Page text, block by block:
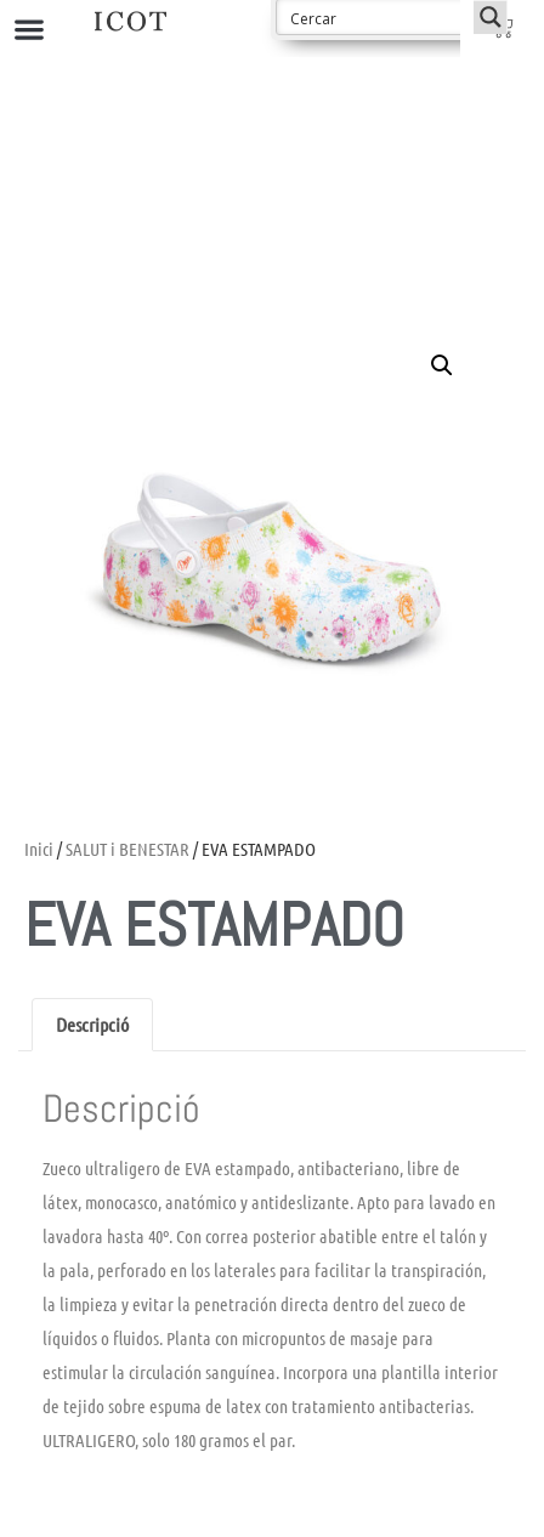
Inici /SALUT i BENESTAR / EVA ESTAMPADO
EVA ESTAMPADO
Descripció
Descripció
Zueco ultraligero de EVA estampado, antibacteriano, libre de
látex, monocasco, anatómico y antideslizante. Apto para lavado en
lavadora hasta 40º. Con correa posterior abatible entre el talón y
la pala, perforado en los laterales para facilitar la transpiración,
la limpieza y evitar la penetración directa dentro del zueco de
líquidos o fluidos. Planta con micropuntos de masaje para
estimular la circulación sanguínea. Incorpora una plantilla interior
de tejido sobre espuma de latex con tratamiento antibacterias.
ULTRALIGERO, solo 180 gramos el par.